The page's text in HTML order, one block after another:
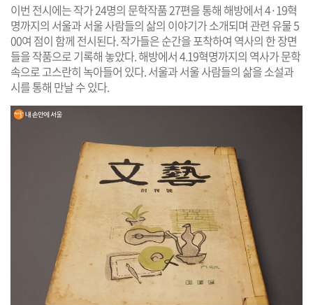
이번 전시에는 작가 24명의 문학작품 27편을 통해 해방에서 4·19혁
명까지의 서울과 서울 사람들의 삶의 이야기가 소개되며 관련 유물 5
00여 점이 함께 전시된다. 작가들은 순간을 포착하여 역사의 한 장면
들을 작품으로 기록해 놓았다. 해방에서 4.19혁명까지의 역사가 문학
속으로 고스란히 녹아들어 있다. 서울과 서울 사람들의 삶을 소설과
시를 통해 만날 수 있다.